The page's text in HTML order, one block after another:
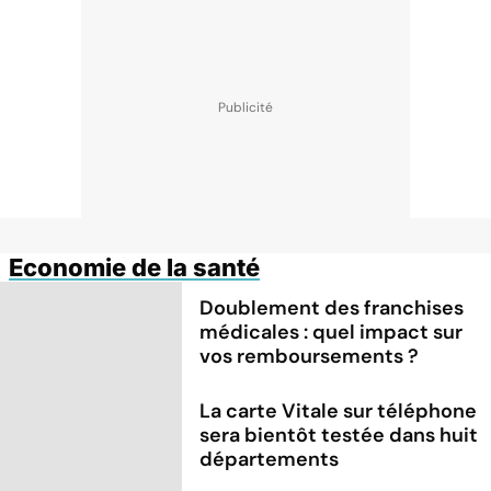
Economie de la santé
Doublement des franchises
médicales : quel impact sur
vos remboursements ?
La carte Vitale sur téléphone
sera bientôt testée dans huit
départements